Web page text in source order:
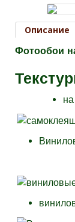
Описание
Фотообои